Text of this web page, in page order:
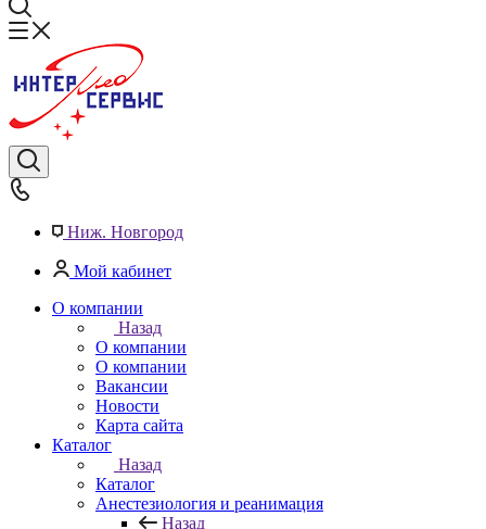
Ниж. Новгород
Мой кабинет
О компании
Назад
О компании
О компании
Вакансии
Новости
Карта сайта
Каталог
Назад
Каталог
Анестезиология и реанимация
Назад